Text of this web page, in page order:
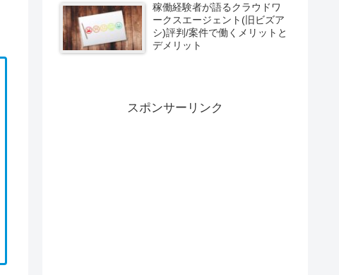
稼働経験者が語るクラウドワ
ークスエージェント(旧ビズア
シ)評判/案件で働くメリットと
デメリット
スポンサーリンク